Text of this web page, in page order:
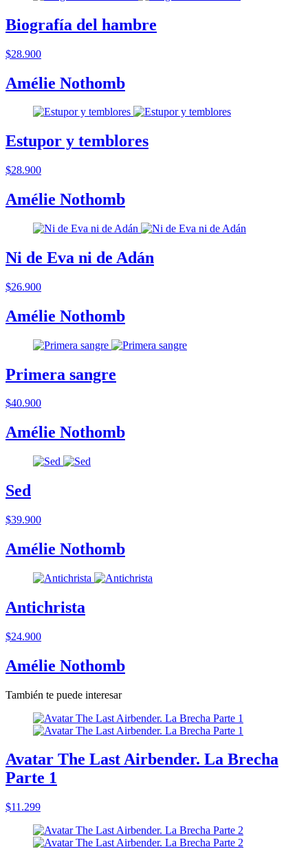
Biografía del hambre
$28.900
Amélie Nothomb
Estupor y temblores
$28.900
Amélie Nothomb
Ni de Eva ni de Adán
$26.900
Amélie Nothomb
Primera sangre
$40.900
Amélie Nothomb
Sed
$39.900
Amélie Nothomb
Antichrista
$24.900
Amélie Nothomb
También te puede interesar
Avatar The Last Airbender. La Brecha
Parte 1
$11.299